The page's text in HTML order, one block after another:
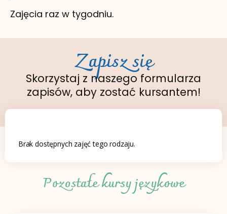
Zajęcia raz w tygodniu.
Zapisz się
Skorzystaj z naszego formularza
zapisów, aby zostać kursantem!
Brak dostępnych zajęć tego rodzaju.
Pozostałe kursy językowe